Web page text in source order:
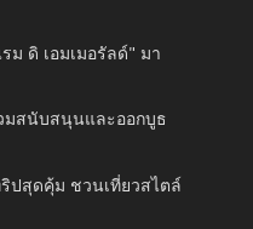
ม ดิ เอมเมอรัลด์" มา
มสนับสนุนและออกบูธ
ปสุดคุ้ม ชวนเที่ยวสไตล์